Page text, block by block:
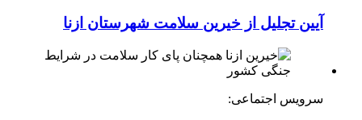
آیین تجلیل از خیرین سلامت شهرستان ازنا
سرویس اجتماعی: